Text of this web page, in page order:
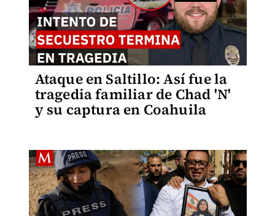
Ataque en Saltillo: Así fue la
tragedia familiar de Chad 'N'
y su captura en Coahuila